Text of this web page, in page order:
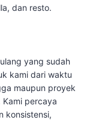
dan resto.
yang sudah
kami dari waktu
maupun proyek
percaya
konsistensi,